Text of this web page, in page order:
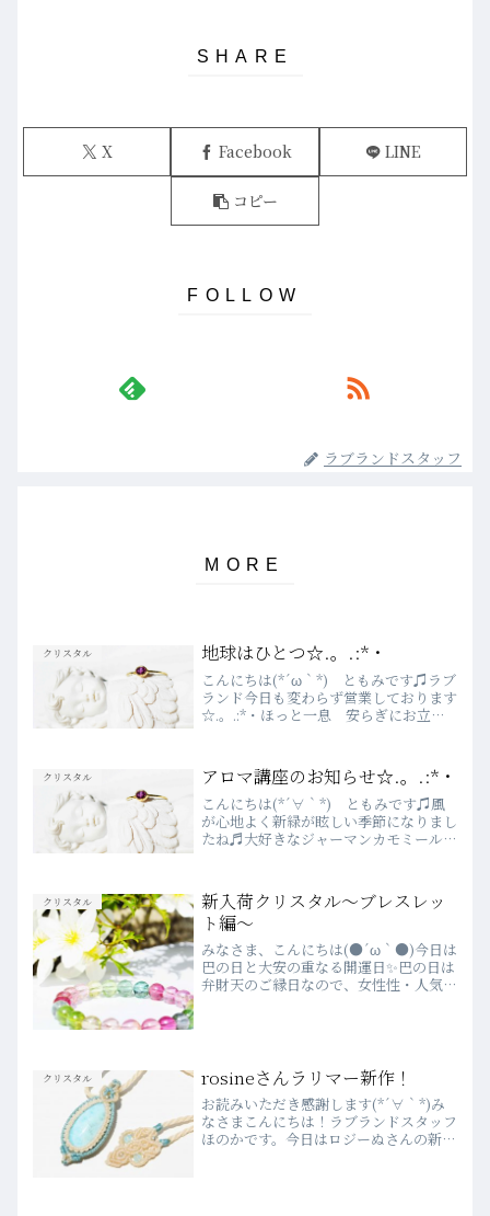
X Facebook LINE
コピー
ラブランドスタッフ
クリスタル 地球はひとつ☆.。.:*・
こんにちは(*´ω｀*) ともみです♫ラブ
ランド今日も変わらず営業しております
☆.。.:*・ほっと一息 安らぎにお立ち
ト（マニハール）￥23,000ピンクカル
サイト...
クリスタル アロマ講座のお知らせ☆.。.:*・
こんにちは(*´∀｀*) ともみです♫風
が心地よく新緑が眩しい季節になりまし
たね♬大好きなジャーマンカモミールが
にそして軽くしてくれますね☆≡｡ﾟ．
つやつやキラキラ...
クリスタル
新入荷クリスタル～ブレスレッ
ト編～
みなさま、こんにちは(●´ω｀●)今日は
巴の日と大安の重なる開運日✨巴の日は
弁財天のご縁日なので、女性性・人気
クリスタル rosineさんラリマー新作！
お読みいただき感謝します(*´∀｀*)み
なさまこんにちは！ラブランドスタッフ
ほのかです。今日はロジーぬさんの新作